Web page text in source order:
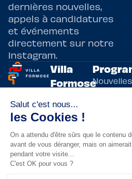
dernières nouvelles,
appels à candidatures
et événements
directement sur notre
Instagram.
Programmes
de
résidences
artistiques
bilatérales,
entre la
France et
Taïwan.
Villa
Formose
Adoptez
un artiste
Lieux de
résidence
Nouvelles
écritures
Arts
vivants